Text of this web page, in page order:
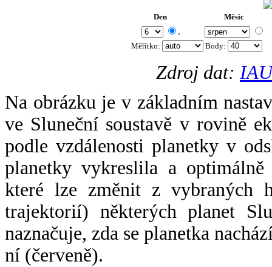
Den Měsíc
.
Měřítko: Body:
Zdroj dat:
Na obrázku je v základním
ve Sluneční soustavě v rovině
podle vzdálenosti planetky v
planetky vykreslila a
které lze změnit z vybraných
trajektorií) některých planet
naznačuje, zda se planetka
ní (červeně).